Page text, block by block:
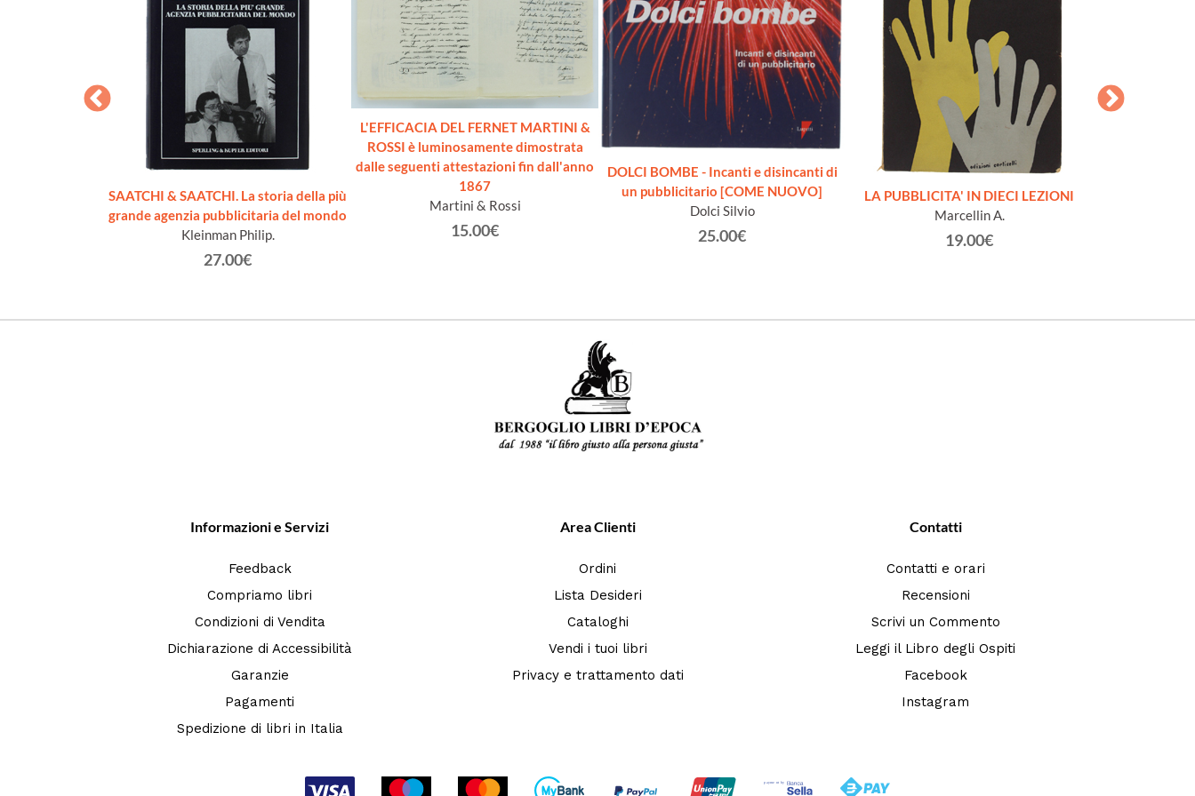
SAATCHI & SAATCHI. La storia della più
grande agenzia pubblicitaria del mondo
Kleinman Philip.
27.00€
L'EFFICACIA DEL FERNET MARTINI &
ROSSI è luminosamente dimostrata
dalle seguenti attestazioni fin dall'anno
1867
Martini & Rossi
15.00€
DOLCI BOMBE - Incanti e disincanti di
un pubblicitario [COME NUOVO]
Dolci Silvio
25.00€
LA PUBBLICITA' IN DIECI LEZIONI
Marcellin A.
19.00€
STORY AND
Informazioni e Servizi
Feedback
Compriamo libri
Condizioni di Vendita
Dichiarazione di Accessibilità
Garanzie
Pagamenti
Spedizione di libri in Italia
Area Clienti
Ordini
Lista Desideri
Cataloghi
Vendi i tuoi libri
Privacy e trattamento dati
Contatti
Contatti e orari
Recensioni
Scrivi un Commento
Leggi il Libro degli Ospiti
Facebook
Instagram